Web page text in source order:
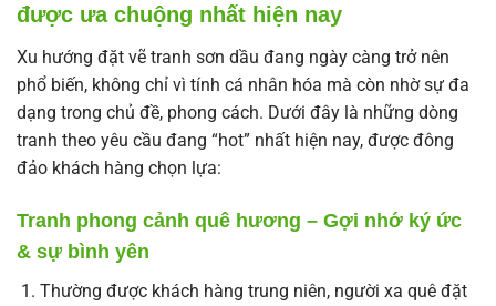
được ưa chuộng nhất hiện nay
Xu hướng đặt vẽ tranh sơn dầu đang ngày càng trở nên
phổ biến, không chỉ vì tính cá nhân hóa mà còn nhờ sự đa
dạng trong chủ đề, phong cách. Dưới đây là những dòng
tranh theo yêu cầu đang “hot” nhất hiện nay, được đông
đảo khách hàng chọn lựa:
Tranh phong cảnh quê hương – Gợi nhớ ký ức
& sự bình yên
Thường được khách hàng trung niên, người xa quê đặt